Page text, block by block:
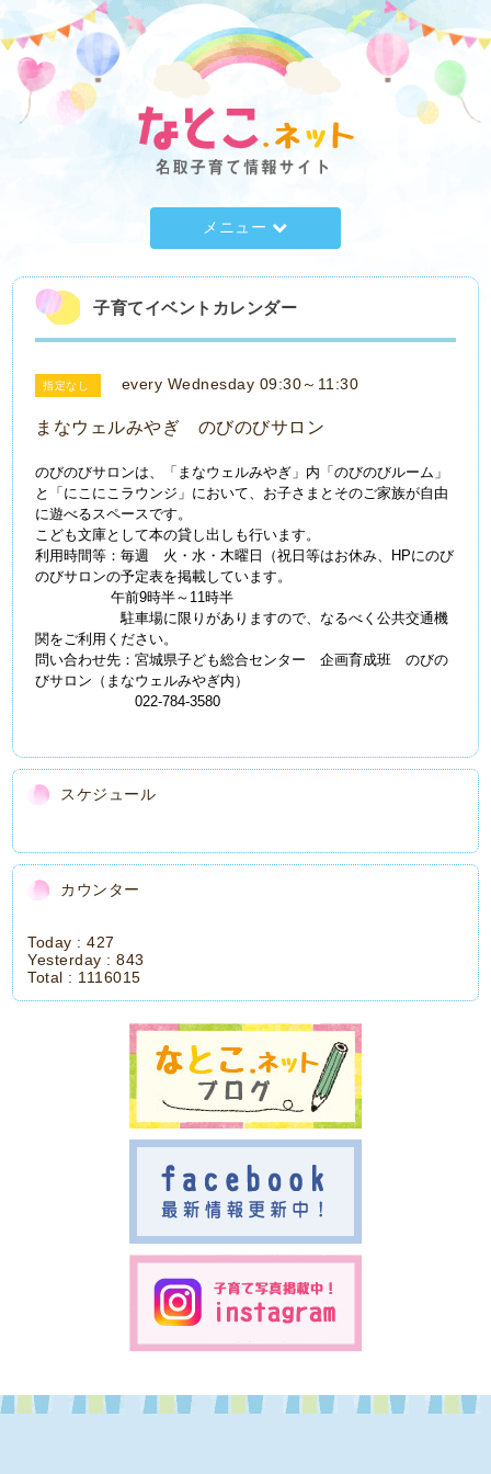
メニュー
子育てイベントカレンダー
指定なし every Wednesday 09:30～11:30
まなウェルみやぎ のびのびサロン
のびのびサロンは、「まなウェルみやぎ」内「のびのびルーム」
と「にこにこラウンジ」において、お子さまとそのご家族が自由
に遊べるスペースです。
こども文庫として本の貸し出しも行います。
利用時間等：毎週 火・水・木曜日（祝日等はお休み、HPにのび
のびサロンの予定表を掲載しています。
午前9時半～11時半
駐車場に限りがありますので、なるべく公共交通機
関をご利用ください。
問い合わせ先：宮城県子ども総合センター 企画育成班 のびの
びサロン（まなウェルみやぎ内）
022-784-3580
スケジュール
カウンター
Today :427
Yesterday :843
Total : 1116015